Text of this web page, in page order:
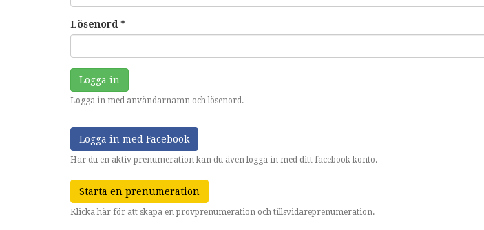
Lösenord *
Logga in
Logga in med användarnamn och lösenord.
Logga in med Facebook
Har du en aktiv prenumeration kan du även logga in med ditt facebook konto.
Starta en prenumeration
Klicka här för att skapa en provprenumeration och tillsvidareprenumeration.